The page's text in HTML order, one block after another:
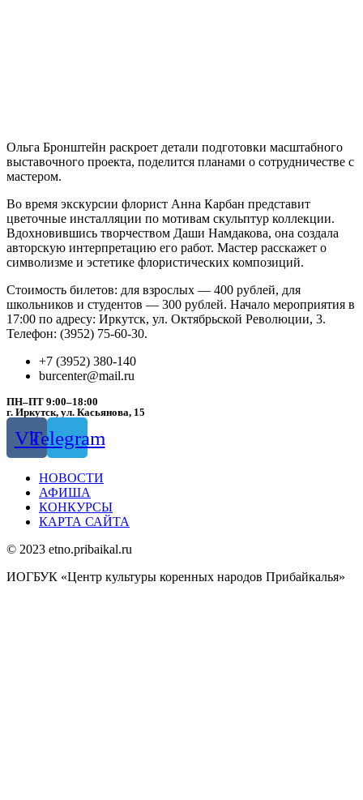
Ольга Бронштейн раскроет детали подготовки масштабного
выставочного проекта, поделится планами о сотрудничестве с
мастером.
Во время экскурсии флорист Анна Карбан представит
цветочные инсталляции по мотивам скульптур коллекции.
Вдохновившись творчеством Даши Намдакова, она создала
авторскую интерпретацию его работ. Мастер расскажет о
символизме и эстетике флористических композиций.
Стоимость билетов: для взрослых — 400 рублей, для
школьников и студентов — 300 рублей. Начало мероприятия в
17:00 по адресу: Иркутск, ул. Октябрьской Революции, 3.
Телефон: (3952) 75-60-30.
+7 (3952) 380-140
burcenter@mail.ru
ПН–ПТ 9:00–18:00
г. Иркутск, ул. Касьянова, 15
VkTelegram
НОВОСТИ
АФИША
КОНКУРСЫ
КАРТА САЙТА
© 2023 etno.pribaikal.ru
ИОГБУК «Центр культуры коренных народов Прибайкалья»